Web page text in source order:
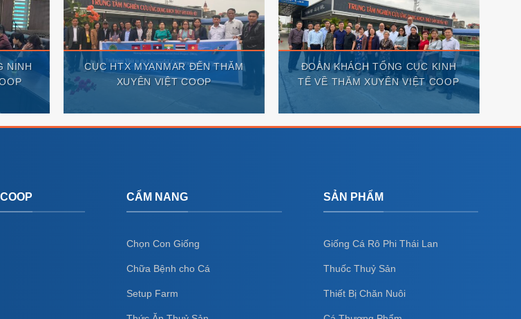
NINH
CỤC HTX MYANMAR ĐẾN THĂM
XUYÊN VIỆT COOP
ĐOÀN KHÁCH TỔNG CỤC KINH
TẾ VỀ THĂM XUYÊN VIỆT COOP
CẨM NANG
Chọn Con Giống
Chữa Bệnh cho Cá
Setup Farm
SẢN PHẨM
Giống Cá Rô Phi Thái Lan
Thuốc Thuỷ Sản
Thiết Bị Chăn Nuôi